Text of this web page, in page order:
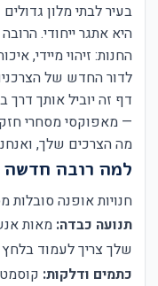
בעיר לבתי מלון
היא אתגר ייחודי.
החנות: זיהוי מיידי,
לדור החדש של
דף זה יוביל אותך דרך
— מאפוקסי מסחרי חזק
מה הצרכים שלך,
למה רובה חדשה
חנויות אופנה סובלות
תנועה כבדה: מאות
שלך צריך לעמוד
כתמים ודלקות: